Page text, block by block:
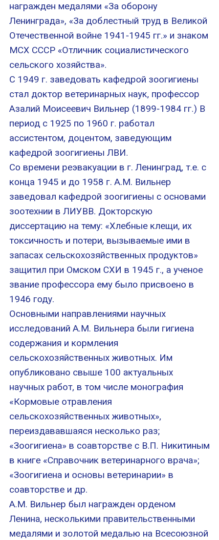
награжден медалями «За оборону
Ленинграда», «За доблестный труд в Великой
Отечественной войне 1941-1945 гг.» и знаком
МСХ СССР «Отличник социалистического
сельского хозяйства».
С 1949 г. заведовать кафедрой зоогигиены
стал доктор ветеринарных наук, профессор
Азалий Моисеевич Вильнер (1899-1984 гг.) В
период с 1925 по 1960 г. работал
ассистентом, доцентом, заведующим
кафедрой зоогигиены ЛВИ.
Со времени реэвакуации в г. Ленинград, т.е. с
конца 1945 и до 1958 г. А.М. Вильнер
заведовал кафедрой зоогигиены с основами
зоотехнии в ЛИУВВ. Докторскую
диссертацию на тему: «Хлебные клещи, их
токсичность и потери, вызываемые ими в
запасах сельскохозяйственных продуктов»
защитил при Омском СХИ в 1945 г., а ученое
звание профессора ему было присвоено в
1946 году.
Основными направлениями научных
исследований А.М. Вильнера были гигиена
содержания и кормления
сельскохозяйственных животных. Им
опубликовано свыше 100 актуальных
научных работ, в том числе монография
«Кормовые отравления
сельскохозяйственных животных»,
переиздававшаяся несколько раз;
«Зоогигиена» в соавторстве с В.П. Никитиным
в книге «Справочник ветеринарного врача»;
«Зоогигиена и основы ветеринарии» в
соавторстве и др.
А.М. Вильнер был награжден орденом
Ленина, несколькими правительственными
медалями и золотой медалью на Всесоюзной